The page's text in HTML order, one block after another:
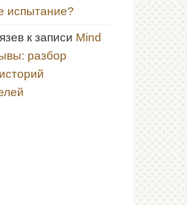
испытание?
к записи Mind
разбор